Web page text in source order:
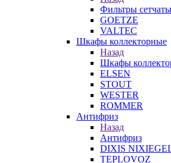
Фильтры
GOETZE
VALTEC
Шкафы коллекторные
Назад
Шкафы
ELSEN
STOUT
WESTER
ROMMER
Антифриз
Назад
Антифриз
DIXIS
TEPLOVOZ